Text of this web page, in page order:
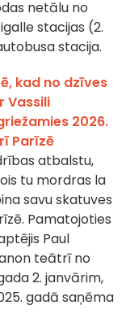
netālu no
stacijas (2.
stacija.
kad no dzīves
Vassili
2026.
Parīzē
atbalstu,
tu mordras la
savu skatuves
Pamatojoties
Paul
teātrī no
2. janvārim,
gadā saņēma